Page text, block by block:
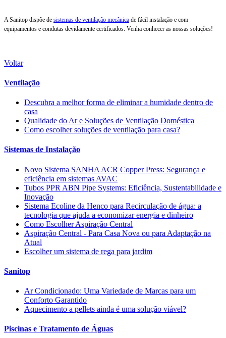
A Sanitop dispõe de sistemas de ventilação mecânica de fácil instalação e com
equipamentos e condutas devidamente certificados. Venha conhecer as nossas soluções!
Voltar
Ventilação
Descubra a melhor forma de eliminar a humidade dentro de
casa
Qualidade do Ar e Soluções de Ventilação Doméstica
Como escolher soluções de ventilação para casa?
Sistemas de Instalação
Novo Sistema SANHA ACR Copper Press: Segurança e
eficiência em sistemas AVAC
Tubos PPR ABN Pipe Systems: Eficiência, Sustentabilidade e
Inovação
Sistema Ecoline da Henco para Recirculação de água: a
tecnologia que ajuda a economizar energia e dinheiro
Como Escolher Aspiração Central
Aspiração Central - Para Casa Nova ou para Adaptação na
Atual
Escolher um sistema de rega para jardim
Sanitop
Ar Condicionado: Uma Variedade de Marcas para um
Conforto Garantido
Aquecimento a pellets ainda é uma solução viável?
Piscinas e Tratamento de Águas